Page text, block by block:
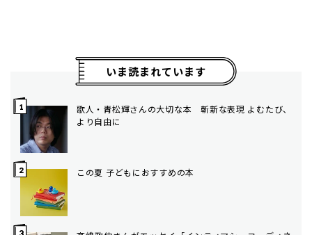
いま読まれています
歌人・青松輝さんの大切な本 斬新な表現 よむたび、
より自由に
この夏 子どもにおすすめの本